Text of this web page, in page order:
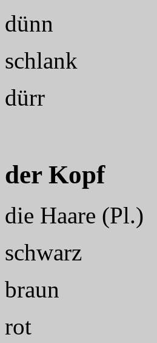
dünn
schlank
dürr
der Kopf
die Haare (Pl.)
schwarz
braun
rot